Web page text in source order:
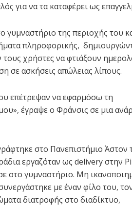
για να τα καταφέρει ως
γυμναστήριο της περιοχής του
πληροφορικής,
χρήστες να φτιάξουν
σε ασκήσεις απώλειας λίπους.
επέτρεψαν να εφαρμόσω τη
έγραψε ο Φράνσις σε μια
στο Πανεπιστήμιο Άστον
εργαζόταν ως delivery στην
στο γυμναστήριο. Μη
με έναν φίλο του,
διατροφής στο διαδίκτυο,